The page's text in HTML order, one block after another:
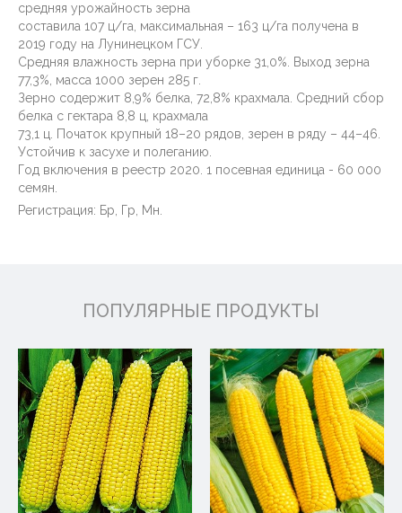
средняя урожайность зерна
составила 107 ц/га, максимальная – 163 ц/га получена в
2019 году на Лунинецком ГСУ.
Средняя влажность зерна при уборке 31,0%. Выход зерна
77,3%, масса 1000 зерен 285 г.
Зерно содержит 8,9% белка, 72,8% крахмала. Средний сбор
белка с гектара 8,8 ц, крахмала
73,1 ц. Початок крупный 18–20 рядов, зерен в ряду – 44–46.
Устойчив к засухе и полеганию.
Год включения в реестр 2020. 1 посевная единица - 60 000
семян.
Регистрация: Бр, Гр, Мн.
ПОПУЛЯРНЫЕ ПРОДУКТЫ